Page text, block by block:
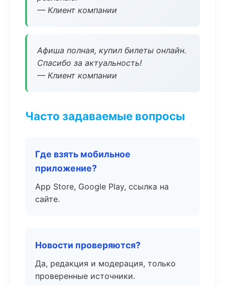
— Клиент компании
Афиша полная, купил билеты онлайн.
Спасибо за актуальность!
— Клиент компании
Часто задаваемые вопросы
Где взять мобильное
приложение?
App Store, Google Play, ссылка на
сайте.
Новости проверяются?
Да, редакция и модерация, только
проверенные источники.